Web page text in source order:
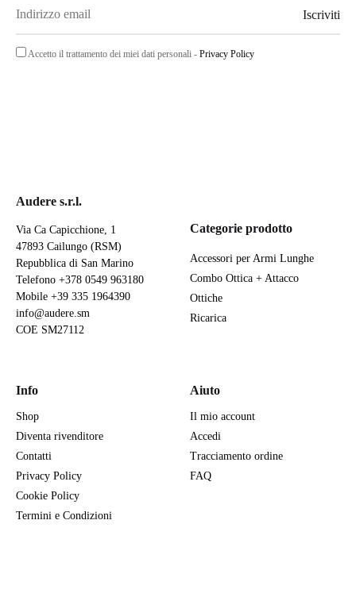
Accetto il trattamento dei miei dati personali - Privacy Policy
Audere s.r.l.
Via Ca Capicchione, 1
47893 Cailungo (RSM)
Repubblica di San Marino
Telefono +378 0549 963180
Mobile +39 335 1964390
info@audere.sm
COE SM27112
Categorie prodotto
Accessori per Armi Lunghe
Combo Ottica + Attacco
Ottiche
Ricarica
Info
Shop
Diventa rivenditore
Contatti
Privacy Policy
Cookie Policy
Termini e Condizioni
Aiuto
Il mio account
Accedi
Tracciamento ordine
FAQ